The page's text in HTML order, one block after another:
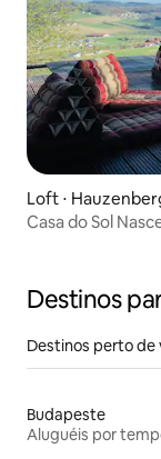
Loft ⋅
Casa do Sol
Destinos
Destinos perto de
Budapeste
Aluguéis por